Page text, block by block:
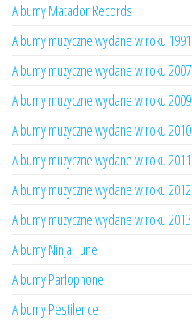
Albumy Matador Records
Albumy muzyczne wydane w roku 1991
Albumy muzyczne wydane w roku 2007
Albumy muzyczne wydane w roku 2009
Albumy muzyczne wydane w roku 2010
Albumy muzyczne wydane w roku 2011
Albumy muzyczne wydane w roku 2012
Albumy muzyczne wydane w roku 2013
Albumy Ninja Tune
Albumy Parlophone
Albumy Pestilence